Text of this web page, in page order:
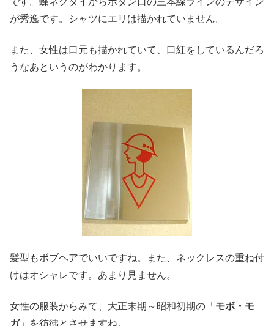
が秀逸です。シャツにエリは描かれていません。
また、女性は口元も描かれていて、口紅をしているんだろ
うなあというのがわかります。
髪型もボブヘアでいいですね。また、ネックレスの重ね付
けはオシャレです。あまり見ません。
女性の服装からみて、大正末期～昭和初期の「 モボ・モ
ガ」を彷彿とさせますね。